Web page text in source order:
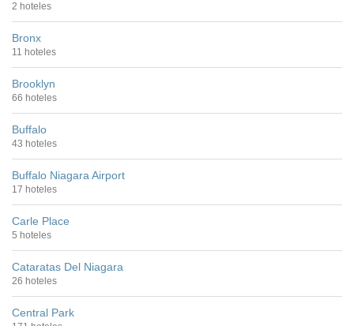
2 hoteles
Bronx
11 hoteles
Brooklyn
66 hoteles
Buffalo
43 hoteles
Buffalo Niagara Airport
17 hoteles
Carle Place
5 hoteles
Cataratas Del Niagara
26 hoteles
Central Park